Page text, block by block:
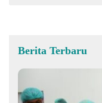
Berita Terbaru